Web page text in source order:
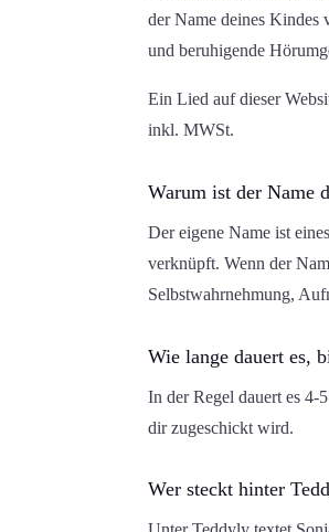
der Name deines Kindes
und beruhigende
Ein Lied auf dieser
inkl. MWSt.
Warum ist der Name
Der eigene Name ist
verknüpft. Wenn der
Selbstwahrnehmung,
Wie lange dauert es,
In der Regel dauert es 4-
dir zugeschickt wird.
Wer steckt hinter